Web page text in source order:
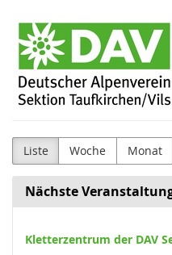
Haupt-
Inhalt
springen
Sektion
Taufkirchen
(Vils)
d.
DAV
e.V.
Liste Woche Monat
Nächste
Kletterzentrum der DAV